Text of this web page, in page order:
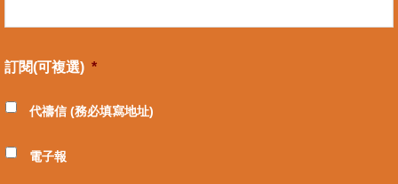
訂閱(可複選) *
代禱信 (務必填寫地址)
電子報